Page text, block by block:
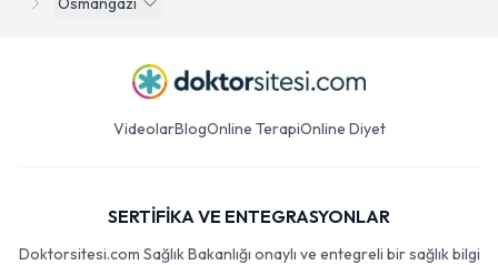
VideolarBlogOnline TerapiOnline Diyet
SERTİFİKA VE ENTEGRASYONLAR
Doktorsitesi.com Sağlık Bakanlığı onaylı ve entegreli bir sağlık bilgi